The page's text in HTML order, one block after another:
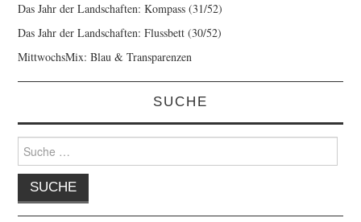
Das Jahr der Landschaften: Kompass (31/52)
Das Jahr der Landschaften: Flussbett (30/52)
MittwochsMix: Blau & Transparenzen
SUCHE
Suche
nach: